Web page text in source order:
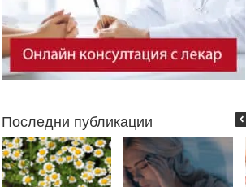
Последни публикации